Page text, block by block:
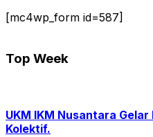
[mc4wp_form id=587]
Top Week
UKM IKM Nusantara
Kolektif.